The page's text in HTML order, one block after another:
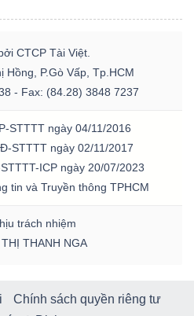
CTCP Tài Việt.
Hồng, P.Gò Vấp, Tp.HCM
- Fax: (84.28) 3848 7237
STTTT ngày 04/11/2016
STTTT ngày 02/11/2017
ICP ngày 20/07/2023
tin và Truyền thông TPHCM
trách nhiệm
THANH NGA
Chính sách quyền riêng tư